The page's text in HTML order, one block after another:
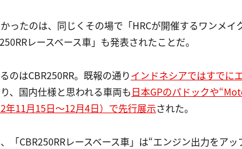
ったのは、同じくその場で「HRCが開催するワンメイ
レースベース車」も発表されたことだ。
のはCBR250RR。既報の通りインドネシアではすでに
、国内仕様と思われる車両も日本GPのパドックや
年11月15日～12月4日）で先行展示された。
「CBR250RRレースベース車」は“エンジン出力をア